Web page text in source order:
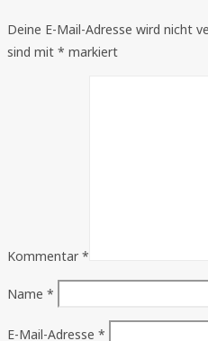
Deine E-Mail-Adresse wird nicht
sind mit * markiert
Kommentar *
Name *
E-Mail-Adresse *